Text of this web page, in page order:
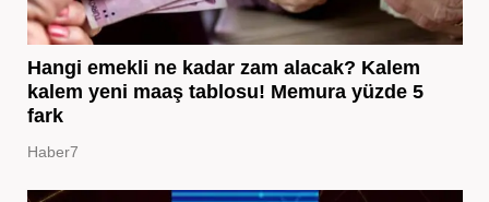
Hangi emekli ne kadar zam alacak? Kalem
kalem yeni maaş tablosu! Memura yüzde 5
fark
Haber7